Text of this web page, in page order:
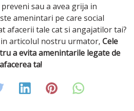
sau a avea grija in
amenintari pe care social
afacerii tale cat si angajatilor tai?
articolul nostru urmator, Cele
a evita amenintarile legate de
ta!